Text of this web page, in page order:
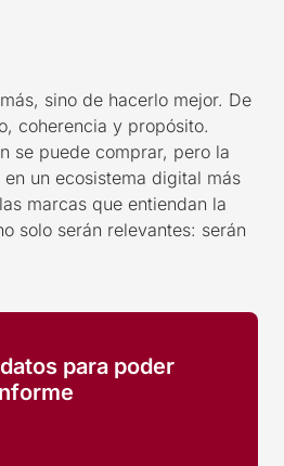
sino de hacerlo mejor. De
coherencia y propósito.
se puede comprar, pero la
un ecosistema digital más
marcas que entiendan la
solo serán relevantes: serán
para poder